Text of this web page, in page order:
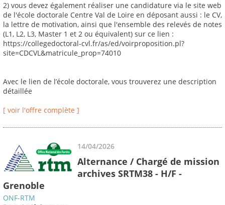
2) vous devez également réaliser une candidature via le site web
de l'école doctorale Centre Val de Loire en déposant aussi : le CV,
la lettre de motivation, ainsi que l'ensemble des relevés de notes
(L1, L2, L3, Master 1 et 2 ou équivalent) sur ce lien :
https://collegedoctoral-cvl.fr/as/ed/voirproposition.pl?
site=CDCVL&matricule_prop=74010
Avec le lien de l’école doctorale, vous trouverez une description
détaillée
[ voir l'offre complète ]
14/04/2026
Alternance / Chargé de mission
archives SRTM38 - H/F -
Grenoble
ONF-RTM